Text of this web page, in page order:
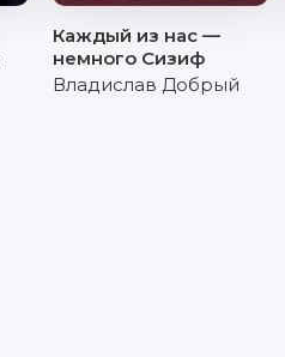
Каждый из нас —
немного Сизиф
Владислав Добрый